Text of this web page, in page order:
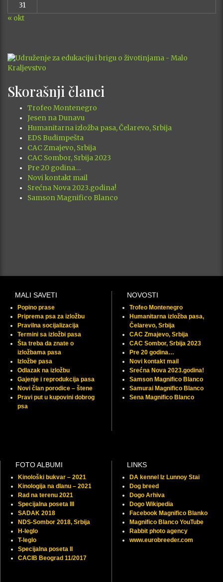
31
« okt
Skorašnji članci
Trofeo Montenegro
Jesen na Dunavu
Humanitarna izložba pasa, Čelarevo, Srbija
EDS Budimpešta
CAC Zmajevo, Srbija
CAC Sombor, Srbija 2023
Pre 20 godina…
Novi kontakt mail
Srećna Nova 2023.godina!
Samson Magnifico Blanco
MALI SAVETI
Popino prase
Priprema psa za izložbu
Pravilna socijalizacija
Termini sa izložbi pasa
Šta treba da znate o
izložbama pasa
Izložbe pasa
Odlazak na izložbu
Gajenje i reprodukcija pasa
Novi član porodice – štene
Pravi put u kupovini dobrog
psa
NOVOSTI
Trofeo Montenegro
Humanitarna izložba pasa,
Čelarevo, Srbija
CAC Zmajevo, Srbija
CAC Sombor, Srbija 2023
Pre 20 godina…
Novi kontakt mail
Srećna Nova 2023.godina!
Samson Magnifico Blanco
Samurai Magnifico Blanco
Sena Magnifico Blanco
FOTO ALBUMI
Kinološki bukvar – 2021
Kinologija na dlanu – 2021
Rad na terenu 2021
Specijalna poseta III
SADAK 2018
NDS-Sombor 2018, Srbija
H-leglo
T-leglo
Specijalna poseta II
CACIB Beograd 11/2017
LINKS
DA kennel Iz Lunnoy Stai
Dog breed
Dogo Arhiva
Dogo Wikipedia
Facebook Magnifico Blanko
Magnifico Blanco YouTube
Rabbit photo agency
www.eurobreeder.com